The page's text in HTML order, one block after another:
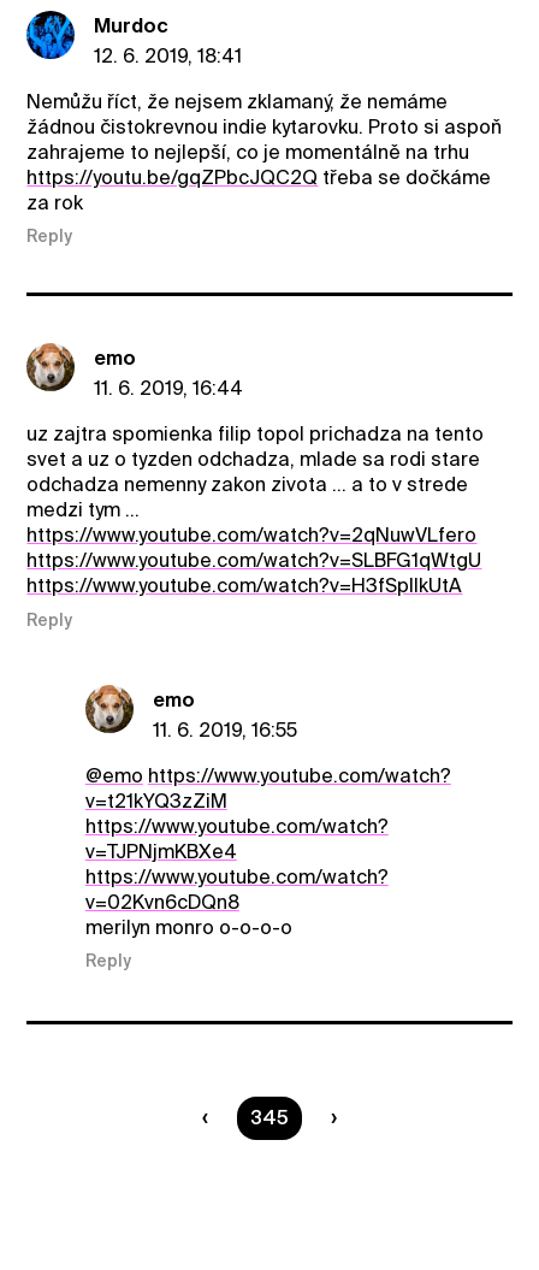
Murdoc
12. 6. 2019, 18:41
Nemůžu říct, že nejsem zklamaný, že nemáme
žádnou čistokrevnou indie kytarovku. Proto si aspoň
zahrajeme to nejlepší, co je momentálně na trhu
https://youtu.be/gqZPbcJQC2Q třeba se dočkáme
za rok
Reply
emo
11. 6. 2019, 16:44
uz zajtra spomienka filip topol prichadza na tento
svet a uz o tyzden odchadza, mlade sa rodi stare
odchadza nemenny zakon zivota ... a to v strede
medzi tym ...
https://www.youtube.com/watch?v=2qNuwVLfero
https://www.youtube.com/watch?v=SLBFG1qWtgU
https://www.youtube.com/watch?v=H3fSpllkUtA
Reply
emo
11. 6. 2019, 16:55
@emo https://www.youtube.com/watch?
v=t21kYQ3zZiM
https://www.youtube.com/watch?
v=TJPNjmKBXe4
https://www.youtube.com/watch?
v=02Kvn6cDQn8
merilyn monro o-o-o-o
Reply
You are on page
345